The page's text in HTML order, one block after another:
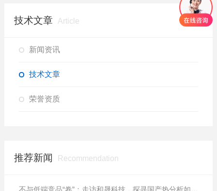
技术文章 Article
新闻资讯
技术文章
荣誉资质
推荐新闻 Recommendation